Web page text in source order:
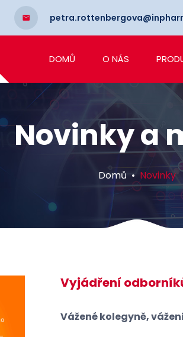
DOMŮ O NÁS
Novinky a
Domů Novinky
Vyjádření
Vážené kolegyně,